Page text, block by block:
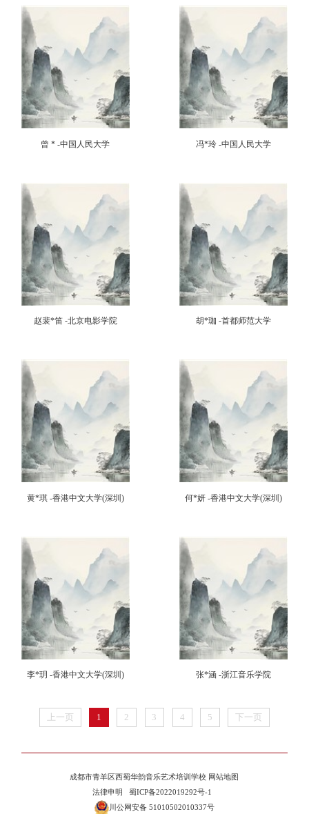
曾 * -中国人民大学 冯*玲 -中国人民大学
赵裴*笛 -北京电影学院 胡*珈 -首都师范大学
黄*琪 -香港中文大学(深圳) 何*妍 -香港中文大学(深圳)
李*玥 -香港中文大学(深圳) 张*涵 -浙江音乐学院
上一页 1 2 3 4 5 下一页
成都市青羊区西蜀华韵音乐艺术培训学校 网站地图
法律申明
蜀ICP备2022019292号-1
川公网安备 51010502010337号